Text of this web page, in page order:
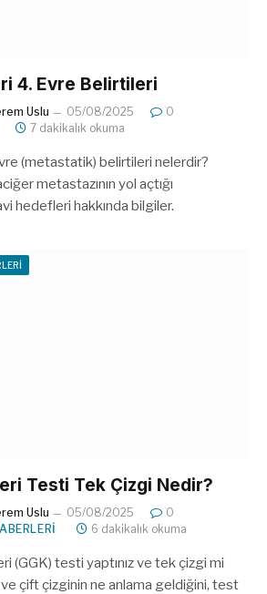
4. Evre Belirtileri
Uslu 05/08/2025
0
7 dakikalık okuma
(metastatik) belirtileri nelerdir?
metastazının yol açtığı
hedefleri hakkında bilgiler.
Testi Tek Çizgi Nedir?
Uslu 05/08/2025
0
6 dakikalık okuma
(GGK) testi yaptınız ve tek çizgi mi
çift çizginin ne anlama geldiğini, test